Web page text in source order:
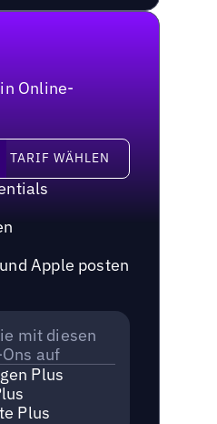
Online-
TARIF WÄHLEN
Apple posten
mit diesen
auf
Plus
Plus